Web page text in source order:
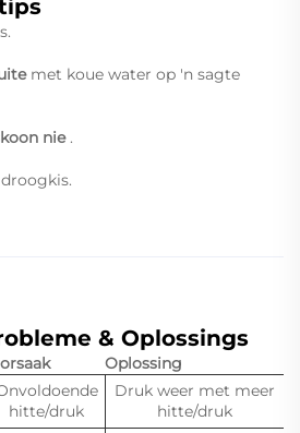
met koue water op 'n sagte
nie .
& Oplossings
Oplossing
hitte/druk
Druk weer met meer
hitte/druk